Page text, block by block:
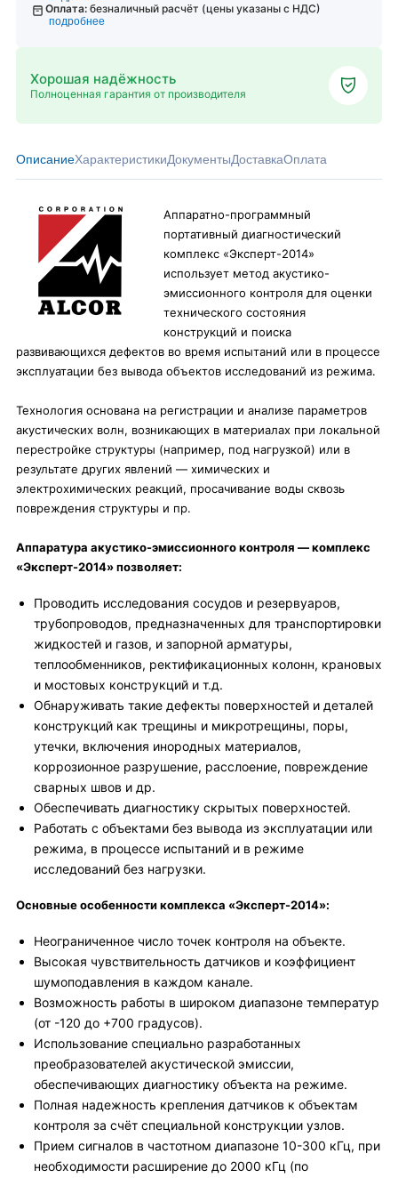
Оплата: безналичный расчёт (цены указаны с НДС)
подробнее
Хорошая надёжность
Полноценная гарантия от производителя
ОписаниеХарактеристикиДокументыДоставкаОплата
Аппаратно-программный
портативный диагностический
комплекс «Эксперт-2014»
использует метод акустико-
эмиссионного контроля для оценки
технического состояния
конструкций и поиска
развивающихся дефектов во время испытаний или в процессе
эксплуатации без вывода объектов исследований из режима.
Технология основана на регистрации и анализе параметров
акустических волн, возникающих в материалах при локальной
перестройке структуры (например, под нагрузкой) или в
результате других явлений — химических и
электрохимических реакций, просачивание воды сквозь
повреждения структуры и пр.
Аппаратура акустико-эмиссионного контроля — комплекс
«Эксперт-2014» позволяет:
Проводить исследования сосудов и резервуаров,
трубопроводов, предназначенных для транспортировки
жидкостей и газов, и запорной арматуры,
теплообменников, ректификационных колонн, крановых
и мостовых конструкций и т.д.
Обнаруживать такие дефекты поверхностей и деталей
конструкций как трещины и микротрещины, поры,
утечки, включения инородных материалов,
коррозионное разрушение, расслоение, повреждение
сварных швов и др.
Обеспечивать диагностику скрытых поверхностей.
Работать с объектами без вывода из эксплуатации или
режима, в процессе испытаний и в режиме
исследований без нагрузки.
Основные особенности комплекса «Эксперт-2014»:
Неограниченное число точек контроля на объекте.
Высокая чувствительность датчиков и коэффициент
шумоподавления в каждом канале.
Возможность работы в широком диапазоне температур
(от -120 до +700 градусов).
Использование специально разработанных
преобразователей акустической эмиссии,
обеспечивающих диагностику объекта на режиме.
Полная надежность крепления датчиков к объектам
контроля за счёт специальной конструкции узлов.
Прием сигналов в частотном диапазоне 10-300 кГц, при
необходимости расширение до 2000 кГц (по